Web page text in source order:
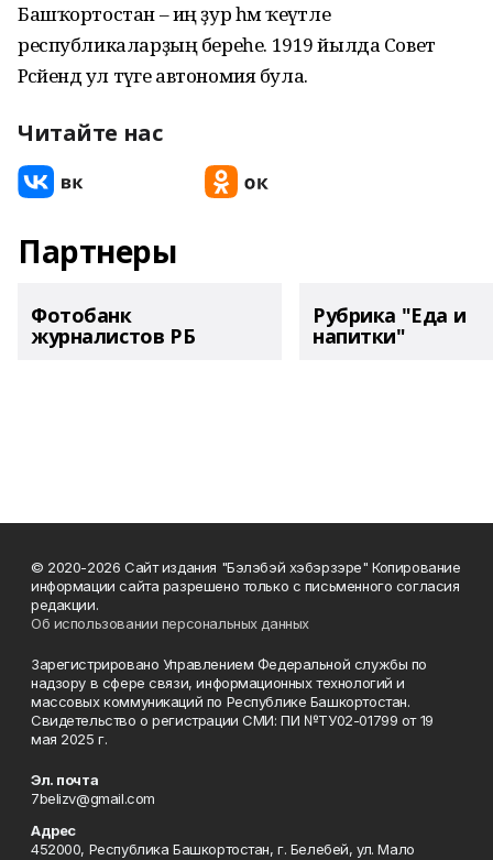
Башҡортостан – иң ҙур һәм ҡеүәтле
республикаларҙың береһе. 1919 йылда Совет
Рәсәйендә ул тәүге автономия була.
Читайте нас
Партнеры
Фотобанк
журналистов РБ
Рубрика "Еда и
напитки"
© 2020-2026 Сайт издания "Бэлэбэй хэбэрзэре" Копирование
информации сайта разрешено только с письменного согласия
редакции.
Об использовании персональных данных
Зарегистрировано Управлением Федеральной службы по
надзору в сфере связи, информационных технологий и
массовых коммуникаций по Республике Башкортостан.
Свидетельство о регистрации СМИ: ПИ №ТУ02-01799 от 19
мая 2025 г.
Эл. почта
7belizv@gmail.com
Адрес
452000, Республика Башкортостан, г. Белебей, ул. Мало